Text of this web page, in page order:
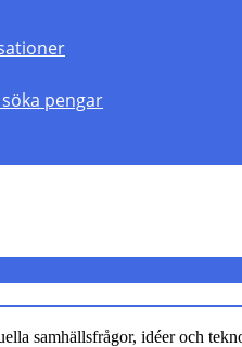
pengar
samhällsfrågor, idéer och